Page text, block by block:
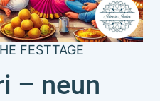
FESTTAGE
– neun